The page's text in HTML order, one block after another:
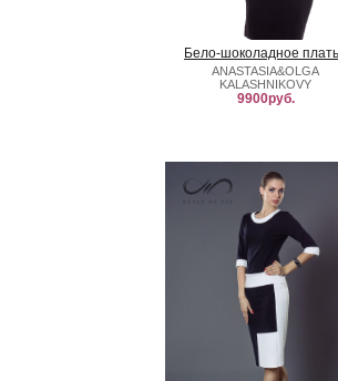
Бело-шоколадное
ANASTASIA&OLGA
KALASHNIKOVY
9900руб.